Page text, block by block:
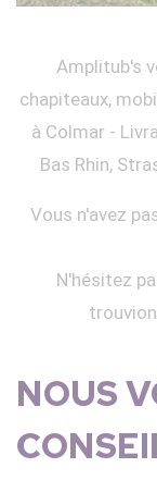
Amplitub's
chapiteaux,
à Colmar -
Bas Rhin,
Vous n'avez
N'hésitez
NOUS